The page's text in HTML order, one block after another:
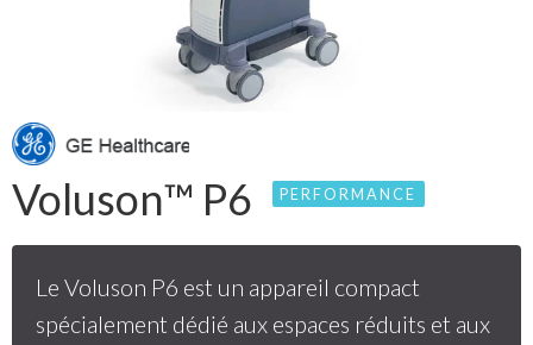
Voluson™ P6 PERFORMANCE
Le Voluson P6 est un appareil compact
spécialement dédié aux espaces réduits et aux